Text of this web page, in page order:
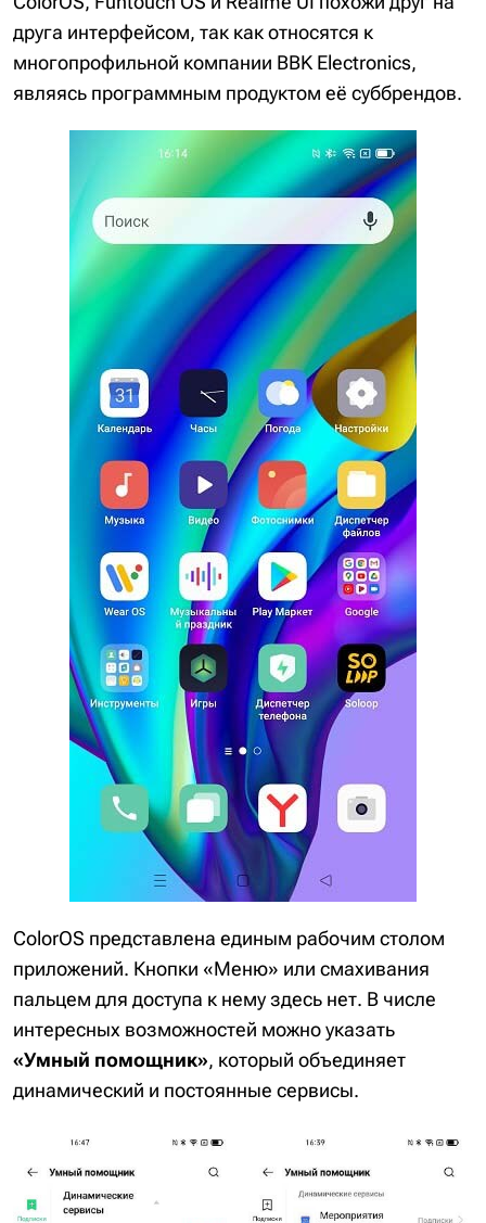
друга интерфейсом, так как относятся к
многопрофильной компании BBK Electronics,
являясь программным продуктом её суббрендов.
ColorOS представлена единым рабочим столом
приложений. Кнопки «Меню» или смахивания
пальцем для доступа к нему здесь нет. В числе
интересных возможностей можно указать
«Умный помощник», который объединяет
динамический и постоянные сервисы.